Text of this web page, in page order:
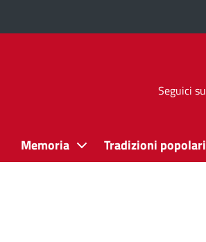
Seguici su
Memoria Tradizioni popolari